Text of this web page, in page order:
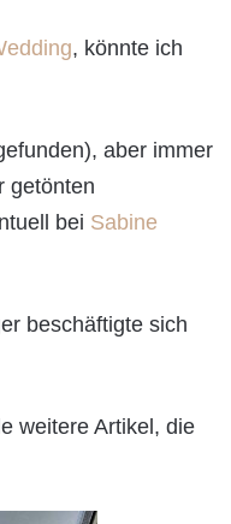
, könnte ich
aber immer
getönten
bei Sabine
beschäftigte sich
weitere Artikel, die